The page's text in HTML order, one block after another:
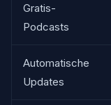
Gratis-
Podcasts
Automatische
Updates